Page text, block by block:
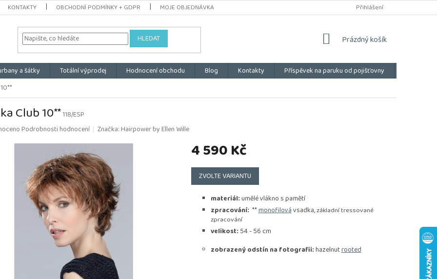
KONTAKTY OBCHODNÍ PODMÍNKY + GDPR MOJE OBJEDNÁVKA Přihlášení
HLEDAT
NÁKUPNÍ
Prázdný košík
a šátky Totální výprodej Hodnocení obchodu Blog Kontakty Příspěvek na paruku od pojišťovny
Club 10**118/ESP
Podrobnosti hodnocení Značka:Hairpower by Ellen Wille
4 590 Kč
Měrná
cena:
ZVOLTE VARIANTU
materiál:umělé vlákno s pamětí
zpracování: **monofilovávsadka,základní tressované
zpracování
velikost: 54 - 56 cm
zobrazený odstín na fotografii:hazelnutrooted